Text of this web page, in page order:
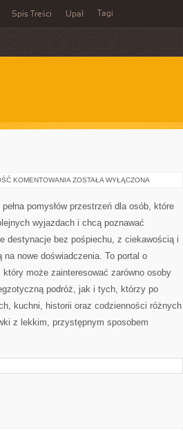
Spis Treści Upał Tagi
KOMENTOWANIA WIELKA
ZOSTAŁA WYŁĄCZONA
pomysłów przestrzeń dla osób, które
wyjazdach i chcą poznawać
destynacje bez pośpiechu, z ciekawością i
na nowe doświadczenia. To portal o
który może zainteresować zarówno osoby
podróż, jak i tych, którzy po
kuchni, historii oraz codzienności różnych
z lekkim, przystępnym sposobem